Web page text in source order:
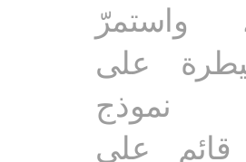
واستمرّ
على
نموذج
قائم على